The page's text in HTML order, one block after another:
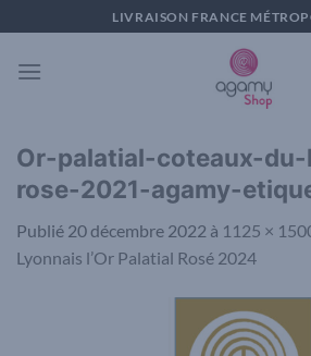
au
contenu
LIVRAISON FRANCE
Or-palatial-coteaux-
rose-2021-agamy-
Publié 20 décembre 2022 à 1125 ×
Lyonnais l’Or Palatial Rosé 2024